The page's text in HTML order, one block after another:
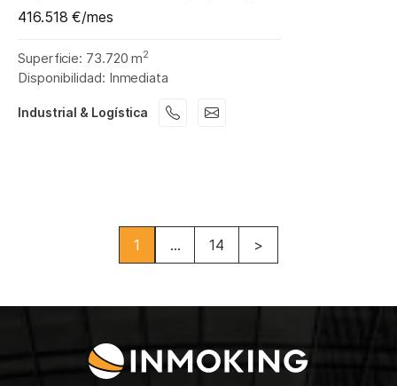
416.518 €/mes
Superficie: 73.720 m2
Disponibilidad: Inmediata
Industrial & Logística
1 ... 14 >